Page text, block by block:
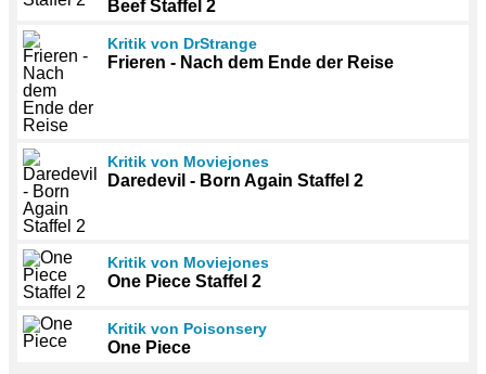
Beef Staffel 2
Kritik von DrStrange
Frieren - Nach dem Ende der Reise
Kritik von Moviejones
Daredevil - Born Again Staffel 2
Kritik von Moviejones
One Piece Staffel 2
Kritik von Poisonsery
One Piece